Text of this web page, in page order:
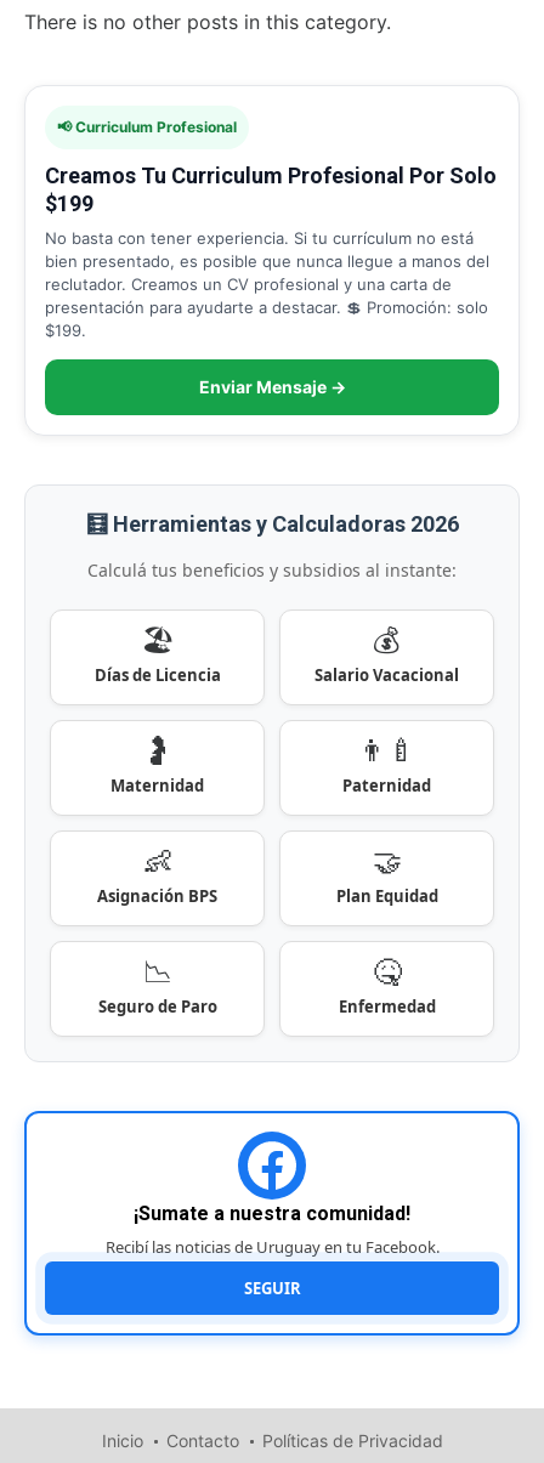
There is no other posts in this category.
📢 Curriculum Profesional
Creamos Tu Curriculum Profesional Por Solo
$199
No basta con tener experiencia. Si tu currículum no está
bien presentado, es posible que nunca llegue a manos del
reclutador. Creamos un CV profesional y una carta de
presentación para ayudarte a destacar. 💲 Promoción: solo
$199.
Enviar Mensaje →
🧮 Herramientas y Calculadoras 2026
Calculá tus beneficios y subsidios al instante:
🏖️
Días de Licencia
💰
Salario Vacacional
🤰
Maternidad
👨‍🍼
Paternidad
👶
Asignación BPS
🤝
Plan Equidad
📉
Seguro de Paro
🤒
Enfermedad
¡Sumate a nuestra comunidad!
Recibí las noticias de Uruguay en tu Facebook.
SEGUIR
Inicio Contacto Políticas de Privacidad